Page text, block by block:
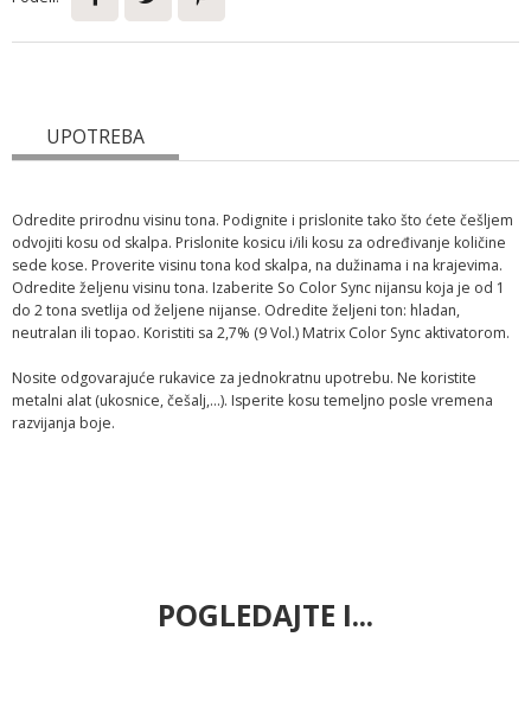
UPOTREBA
Odredite prirodnu visinu tona. Podignite i prislonite tako što ćete češljem
odvojiti kosu od skalpa. Prislonite kosicu i/ili kosu za određivanje količine
sede kose. Proverite visinu tona kod skalpa, na dužinama i na krajevima.
Odredite željenu visinu tona. Izaberite So Color Sync nijansu koja je od 1
do 2 tona svetlija od željene nijanse. Odredite željeni ton: hladan,
neutralan ili topao. Koristiti sa 2,7% (9 Vol.) Matrix Color Sync aktivatorom.
Nosite odgovarajuće rukavice za jednokratnu upotrebu. Ne koristite
metalni alat (ukosnice, češalj,...). Isperite kosu temeljno posle vremena
razvijanja boje.
POGLEDAJTE I...